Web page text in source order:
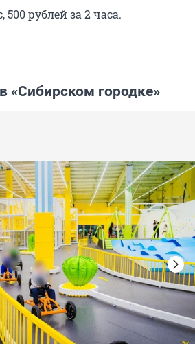
500 рублей за 2 часа.
«Сибирском городке»